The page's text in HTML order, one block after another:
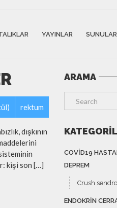
YAYINLAR SUNULAR
rektum
dışkının
kişi son […]
ARAMA
COVID19
DEPREM
Crush
ENDOKRIN